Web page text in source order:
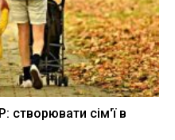
створювати сім'ї в